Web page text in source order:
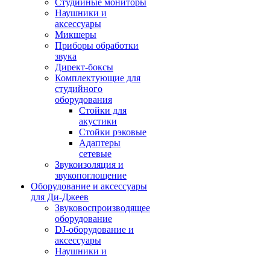
Студийные мониторы
Наушники и
аксессуары
Микшеры
Приборы обработки
звука
Директ-боксы
Комплектующие для
студийного
оборудования
Стойки для
акустики
Стойки рэковые
Адаптеры
сетевые
Звукоизоляция и
звукопоглощение
Оборудование и аксессуары
для Ди-Джеев
Звуковоспроизводящее
оборудование
DJ-оборудование и
аксессуары
Наушники и